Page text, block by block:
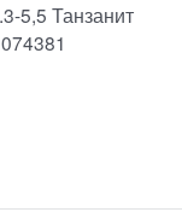
5,5 Танзанит